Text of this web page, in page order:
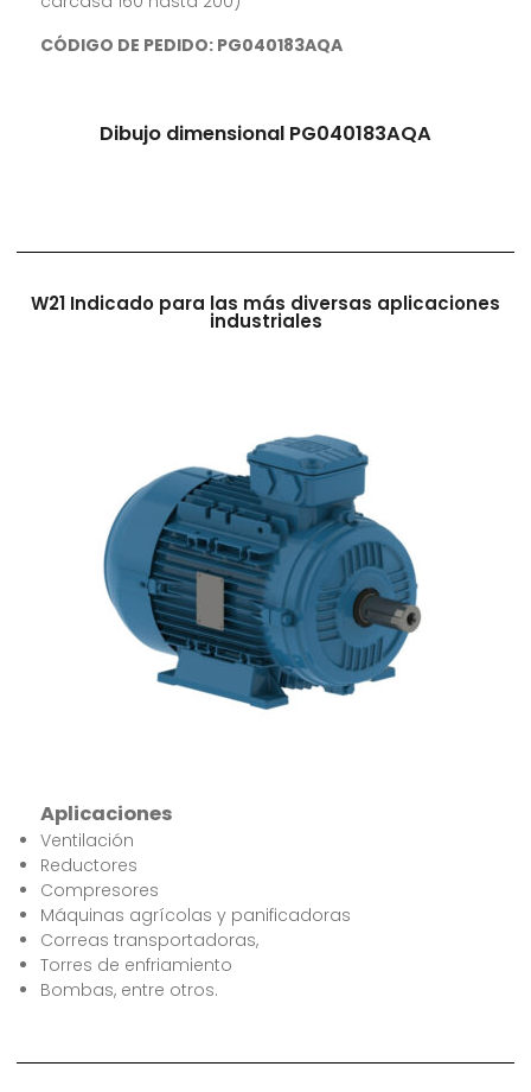
CÓDIGO DE PEDIDO: PG040183AQA
Dibujo dimensional PG040183AQA
W21 Indicado para las más diversas aplicaciones
industriales
Aplicaciones
Ventilación
Reductores
Compresores
Máquinas agrícolas y panificadoras
Correas transportadoras,
Torres de enfriamiento
Bombas, entre otros.